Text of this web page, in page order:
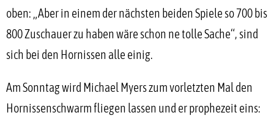
oben: „Aber in einem der nächsten beiden Spiele so 700 bis
800 Zuschauer zu haben wäre schon ne tolle Sache“, sind
sich bei den Hornissen alle einig.
Am Sonntag wird Michael Myers zum vorletzten Mal den
Hornissenschwarm fliegen lassen und er prophezeit eins: